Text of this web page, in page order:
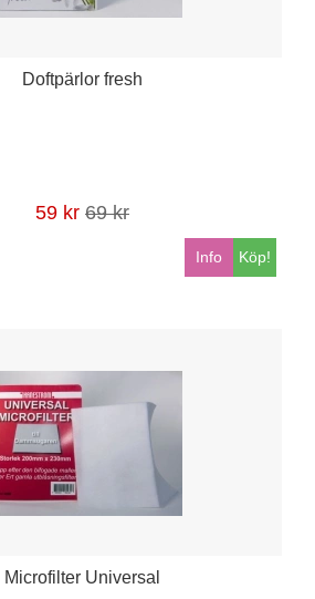
Doftpärlor fresh
59 kr 69 kr
Köp!
Info
Microfilter Universal